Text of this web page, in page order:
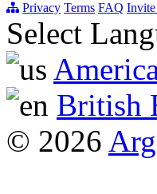
Privacy Terms FAQ Invite
Select
British
© 2026